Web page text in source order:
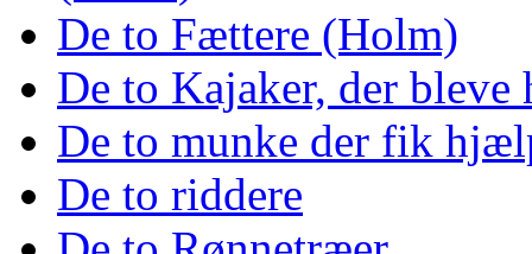
De to Fættere (Holm)
De to Kajaker, der
De to munke der fik
De to riddere